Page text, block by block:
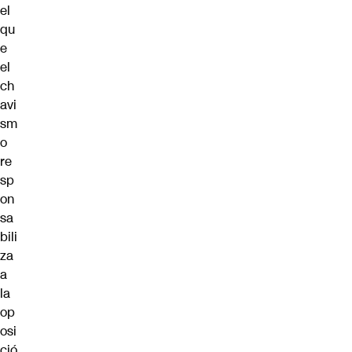
el
qu
e
el
ch
avi
sm
o
re
sp
on
sa
bili
za
a
la
op
osi